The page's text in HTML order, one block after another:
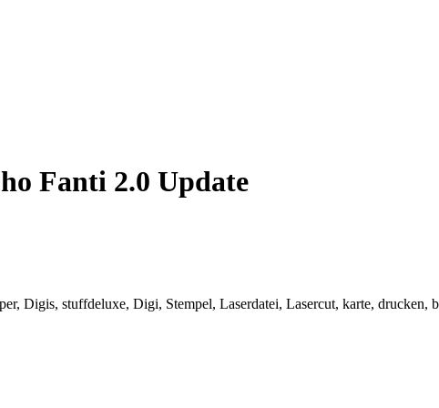
Fanti 2.0 Update
Digis, stuffdeluxe, Digi, Stempel, Laserdatei, Lasercut, karte, drucken,